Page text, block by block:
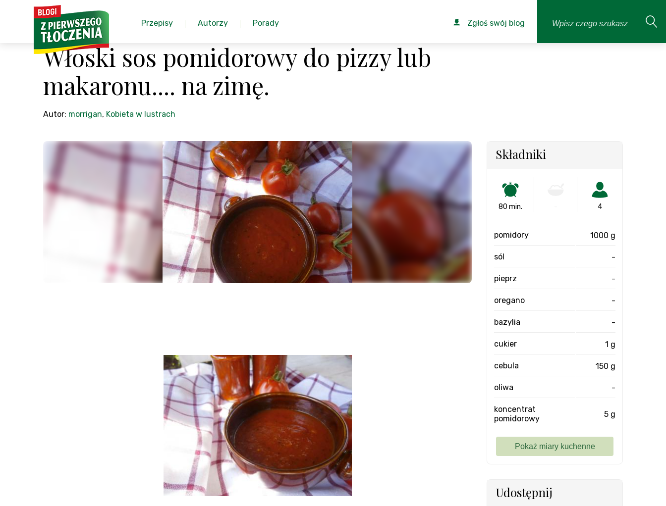
Przepisy Autorzy Porady Zgłoś swój blog
Włoski sos pomidorowy do pizzy lub
makaronu.... na zimę.
Autor: morrigan, Kobieta w lustrach
Składniki
80 min. 4
pomidory 1000 g
sól -
pieprz -
oregano -
bazylia -
cukier 1 g
cebula 150 g
oliwa -
koncentrat
pomidorowy
5 g
Udostępnij